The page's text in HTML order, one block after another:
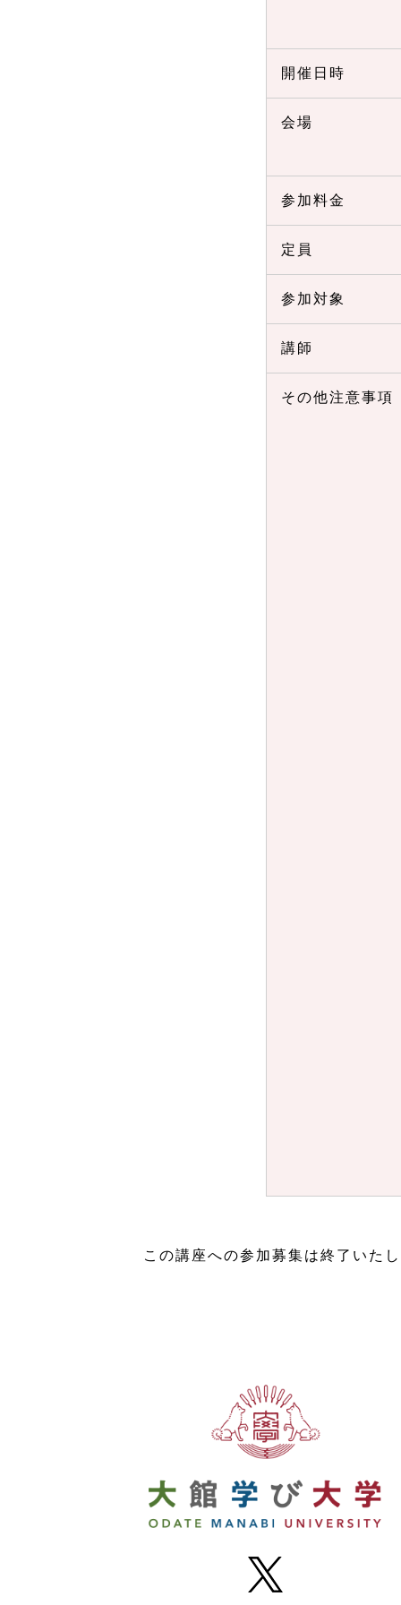
開催日時
会場
参加料金
定員
参加対象
講師
その他注意事項
この講座への参加募集は終了いた